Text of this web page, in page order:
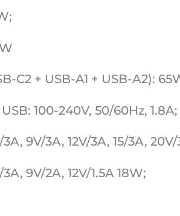
C2 + USB-A1 + USB-A2):
100-240V, 50/60Hz, 1.8A;
9V/3A, 12V/3A, 15/3A,
9V/2A, 12V/1.5A 18W;